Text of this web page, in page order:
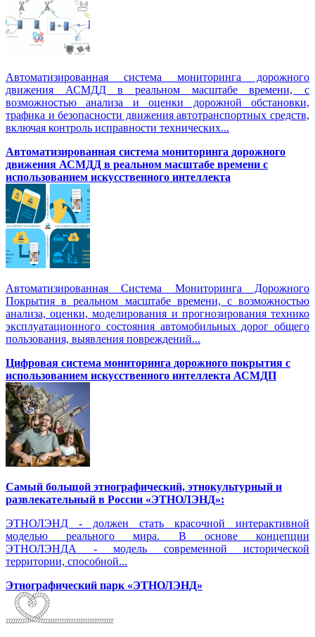
Автоматизированная система мониторинга дорожного
движения АСМДД в реальном масштабе времени, с
возможностью анализа и оценки дорожной обстановки,
трафика и безопасности движения автотранспортных средств,
включая контроль исправности технических...
Автоматизированная cистема мониторинга дорожного
движения АСМДД в реальном масштабе времени с
использованием искусственного интеллекта
Автоматизированная Система Мониторинга Дорожного
Покрытия в реальном масштабе времени, с возможностью
анализа, оценки, моделирования и прогнозирования технико
эксплуатационного состояния автомобильных дорог общего
пользования, выявления повреждений...
Цифровая система мониторинга дорожного покрытия с
использованием искусственного интеллекта АСМДП
Самый большой этнографический, этнокультурный и
развлекательный в России «ЭТНОЛЭНД»:
ЭТНОЛЭНД - должен стать красочной интерактивной
моделью реального мира. В основе концепции
ЭТНОЛЭНДА - модель современной исторической
территории, способной...
Этнографический парк «ЭТНОЛЭНД»